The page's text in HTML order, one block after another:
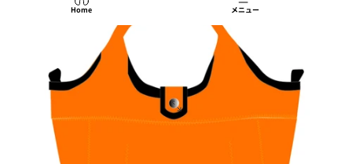
Home メニュー